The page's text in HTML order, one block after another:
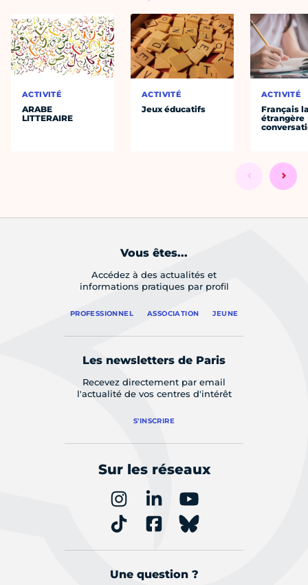
ACTIVITÉ
ARABE
LITTERAIRE
ACTIVITÉ
Jeux éducatifs
ACTIVITÉ
Français
étrangère
Vous êtes...
Accédez à des actualités et
informations pratiques par profil
PROFESSIONNEL ASSOCIATION JEUNE
Les newsletters de Paris
Recevez directement par email
l'actualité de vos centres d'intérêt
S'INSCRIRE
Sur les réseaux
Une question ?